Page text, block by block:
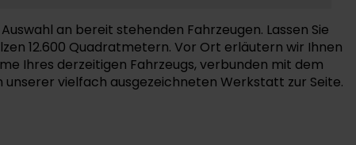
an bereit stehenden Fahrzeugen. Lassen Sie
12.600 Quadratmetern. Vor Ort erläutern wir Ihnen
Ihres derzeitigen Fahrzeugs, verbunden mit dem
vielfach ausgezeichneten Werkstatt zur Seite.